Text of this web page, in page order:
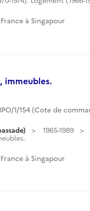
à Singapour
immeubles.
1/154 (Cote de
1965-1989
à Singapour